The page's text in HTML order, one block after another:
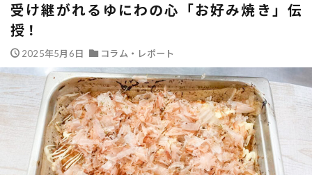
受け継がれるゆにわの心「お好み焼き」伝
授！
2025年5月6日 コラム・レポート